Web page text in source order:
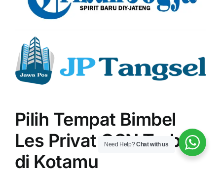
Pilih Tempat Bimbel
Les Privat OSN Terbaik
di Kotamu
Need Help?Chat with us